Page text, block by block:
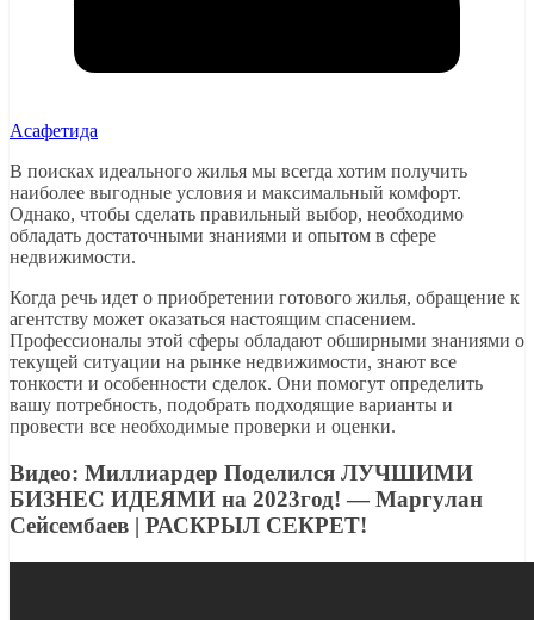
Асафетида
В поисках идеального жилья мы всегда хотим получить
наиболее выгодные условия и максимальный комфорт.
Однако, чтобы сделать правильный выбор, необходимо
обладать достаточными знаниями и опытом в сфере
недвижимости.
Когда речь идет о приобретении готового жилья, обращение к
агентству может оказаться настоящим спасением.
Профессионалы этой сферы обладают обширными знаниями о
текущей ситуации на рынке недвижимости, знают все
тонкости и особенности сделок. Они помогут определить
вашу потребность, подобрать подходящие варианты и
провести все необходимые проверки и оценки.
Видео: Миллиардер Поделился ЛУЧШИМИ
БИЗНЕС ИДЕЯМИ на 2023год! — Маргулан
Сейсембаев | РАСКРЫЛ СЕКРЕТ!